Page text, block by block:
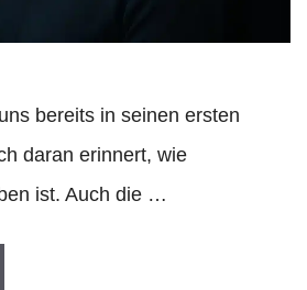
bereits in seinen ersten
daran erinnert, wie
ist. Auch die …